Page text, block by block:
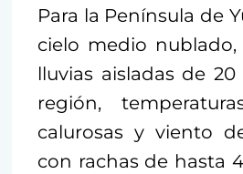
Para la Península de
cielo medio
lluvias aisladas de
región,
calurosas y viento
con rachas de hasta